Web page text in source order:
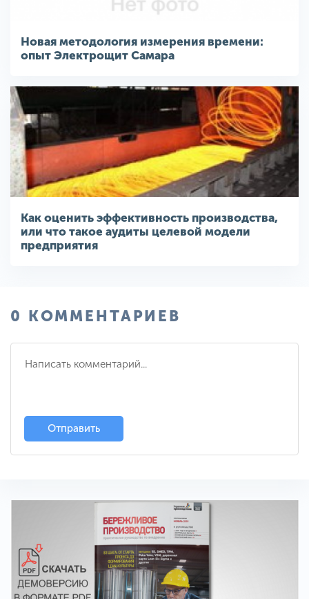
Новая методология измерения времени:
опыт Электрощит Самара
Как оценить эффективность производства,
или что такое аудиты целевой модели
предприятия
0 КОММЕНТАРИЕВ
Отправить